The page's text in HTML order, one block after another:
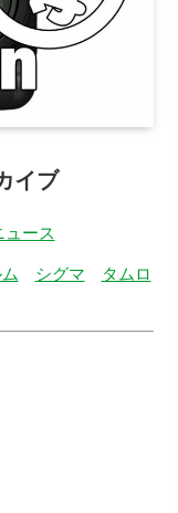
イブ
ュース
シグマ
タムロ